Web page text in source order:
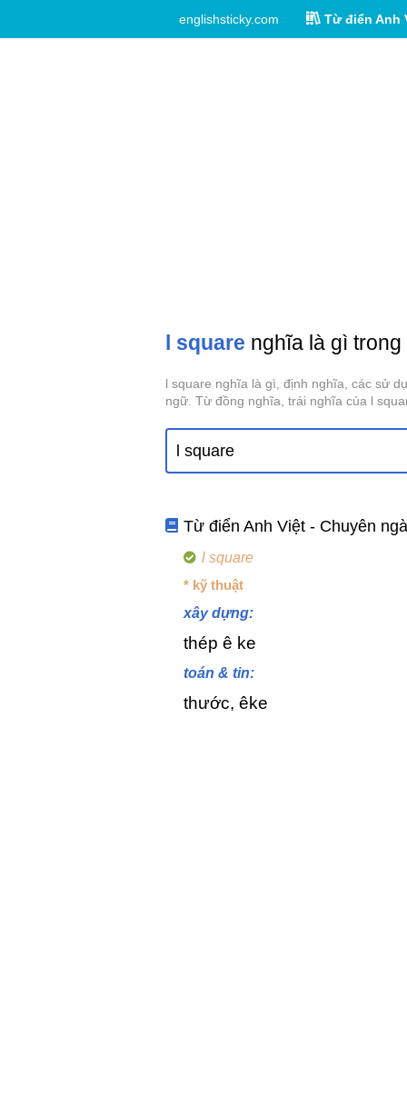
englishsticky.com Từ điển Anh
l square nghĩa là gì trong
l square nghĩa là gì, định nghĩa, các sử
ngữ. Từ đồng nghĩa, trái nghĩa của l
Từ điển Anh Việt - Chuyên
l square
* kỹ thuật
xây dựng:
thép ê ke
toán & tin:
thước, êke